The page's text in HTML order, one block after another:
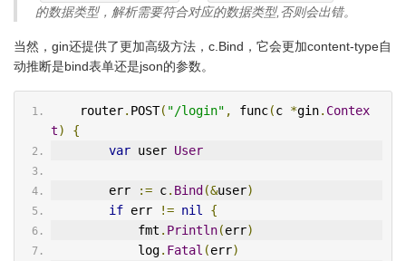
的数据类型，解析需要符合对应的数据类型,否则会出错。
当然，gin还提供了更加高级方法，c.Bind，它会更加content-type自
动推断是bind表单还是json的参数。
    router
. POST( "/login" , func(c *gin. Contex
t)
{
var user User
        err
:= c. Bind(&user)
if err != nil
{
            fmt
. Println(err)
            log
. Fatal (err)